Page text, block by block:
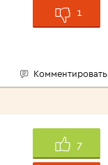
1
Комментировать
7